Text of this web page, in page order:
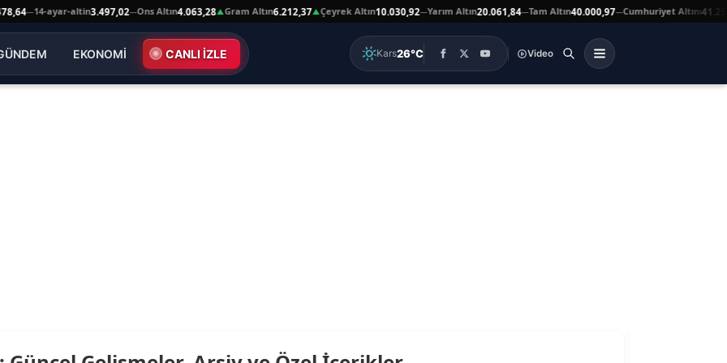
—14-ayar-altin3.497,02—Ons Altın4.063,28 ▲Gram Altın6.212,37▲Çeyrek Altın10.030,92—Yarım Altın20.061,84—Tam Altın40.000,97—Cumhuriyet Altını
EKONOMİ CANLI İZLE Kars26°C Video